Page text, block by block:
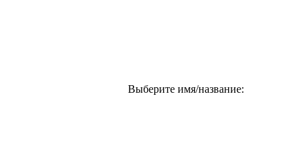
Выберите имя/название: